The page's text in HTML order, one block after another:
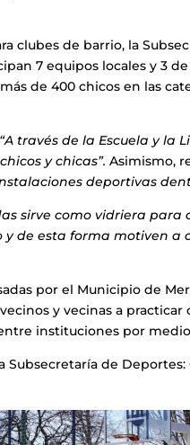
clubes de barrio, la
7 equipos locales y 3
de 400 chicos en las
“A través de la Escuela y la
y chicas”. Asimismo,
deportivas
sirve como vidriera para
de esta forma motiven a
por el Municipio de
y vecinas a
instituciones por
de